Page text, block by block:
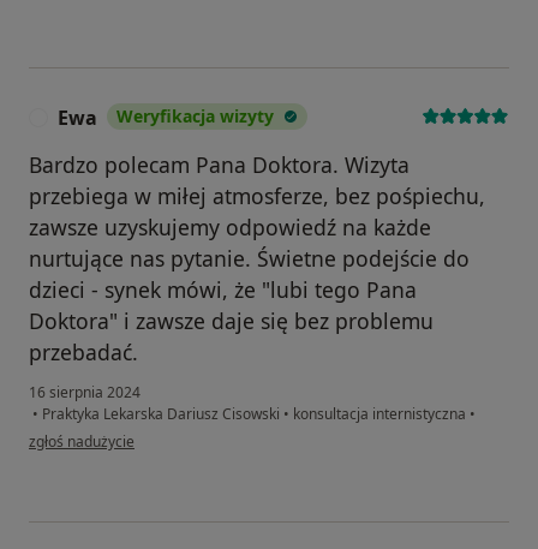
Ewa Weryfikacja wizyty
Bardzo polecam Pana Doktora. Wizyta
przebiega w miłej atmosferze, bez pośpiechu,
zawsze uzyskujemy odpowiedź na każde
nurtujące nas pytanie. Świetne podejście do
dzieci - synek mówi, że "lubi tego Pana
Doktora" i zawsze daje się bez problemu
przebadać.
16 sierpnia 2024
• Praktyka Lekarska Dariusz Cisowski • konsultacja internistyczna •
w opinii użytkownika Ewa
zgłoś nadużycie